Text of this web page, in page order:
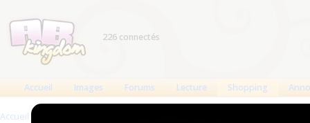
226 connectés
Accueil Images Forums Lecture Shopping
Accueil >